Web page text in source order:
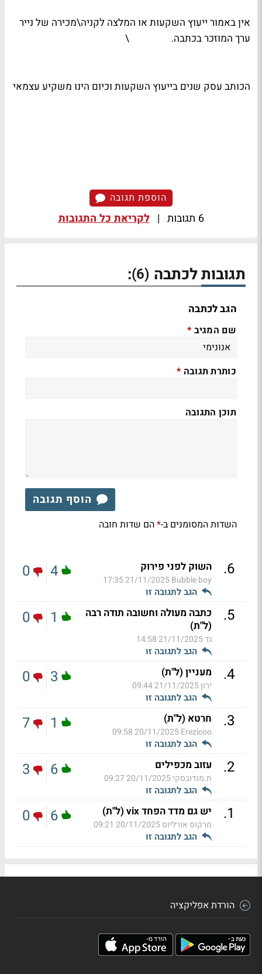
אין באמור ייעוץ השקעות או המלצה לקניה\מכירה של נייר
ערך המוזכר בכתבה. \
הכותב עסק שנים בייעוץ השקעות וכיום הינו משקיע עצמאי
הוספת תגובה
6 תגובות | לקריאת כל התגובות
תגובות לכתבה (6)
:
הגב לכתבה
שם המגיב *
כותרת תגובה *
תוכן התגובה
הוסף תגובה
השדות המסומנים ב-*הם שדות חובה
6
. השוק לפני פירוק
Bubble boy
21/11/2025 17:35
הגב לתגובה זו
4
0
5
.
כתבה מעולה וחשובה תודה רבה
(ל"ת)
גד21/11/2025 14:58
הגב לתגובה זו
1
0
4
. מעניין (ל"ת)
ירון21/11/2025 09:44
הגב לתגובה זו
3
0
3
. חרטא (ל"ת)
Erezicoo
20/11/2025 09:58
הגב לתגובה זו
1
7
2
. עזוב מכפילים
ת.מנדובסקי20/11/2025 09:27
הגב לתגובה זו
6
3
1
. יש גם מדד הפחד vix (ל"ת)
מרקוס אורליוס20/11/2025 09:21
הגב לתגובה זו
6
0
הורדת אפליקציה